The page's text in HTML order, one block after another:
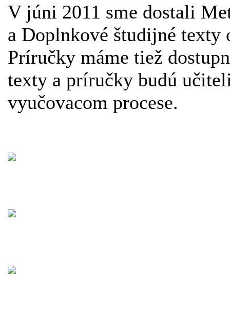
V júni 2011 sme dostali
a Doplnkové študijné texty
Príručky máme tiež
texty a príručky budú
vyučovacom procese.